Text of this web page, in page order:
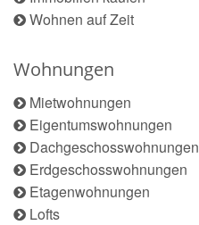
Wohnen auf Zeit
Wohnungen
Mietwohnungen
Eigentumswohnungen
Dachgeschosswohnungen
Erdgeschosswohnungen
Etagenwohnungen
Lofts